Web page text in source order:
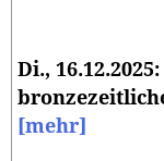
Di.,
[mehr]